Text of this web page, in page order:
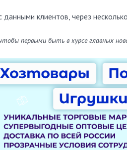
клиентов, через
первыми быть в курсе главных